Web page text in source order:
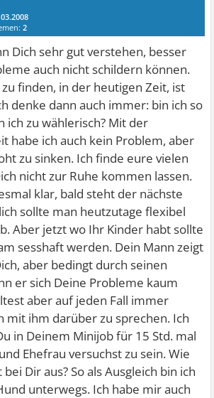
2
Dich sehr gut verstehen, besser
auch nicht schildern können.
finden, in der heutigen Zeit, ist
denke dann auch immer: bin ich so
ich zu wählerisch? Mit der
habe ich auch kein Problem, aber
zu sinken. Ich finde eure vielen
nicht zur Ruhe kommen lassen.
klar, bald steht der nächste
sollte man heutzutage flexibel
Aber jetzt wo Ihr Kinder habt sollte
sesshaft werden. Dein Mann zeigt
aber bedingt durch seinen
er sich Deine Probleme kaum
aber auf jeden Fall immer
mit ihm darüber zu sprechen. Ich
in Deinem Minijob für 15 Std. mal
Ehefrau versuchst zu sein. Wie
Dir aus? So als Ausgleich bin ich
unterwegs. Ich habe mir auch